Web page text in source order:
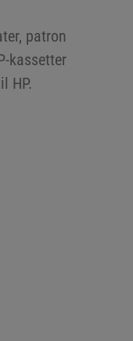
patron
kassetter
HP.